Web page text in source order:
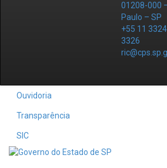
01208-000
Paulo – SP
+55 11
3326
Ouvidoria
Transparência
SIC